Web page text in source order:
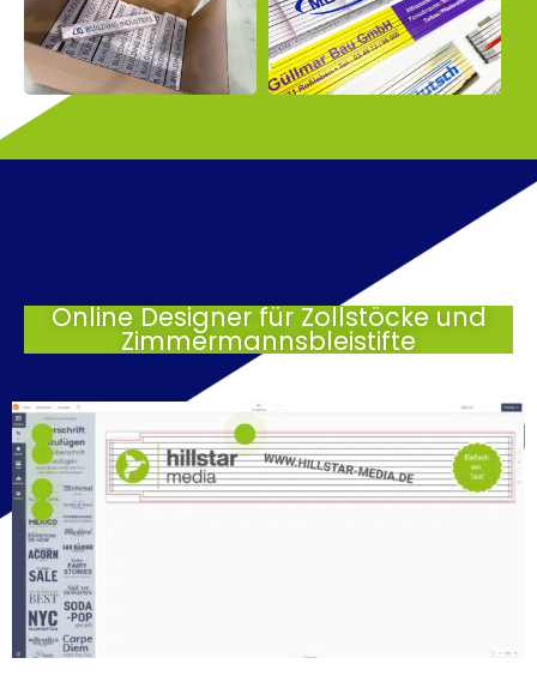
Online Designer für Zollstöcke und
Zimmermannsbleistifte